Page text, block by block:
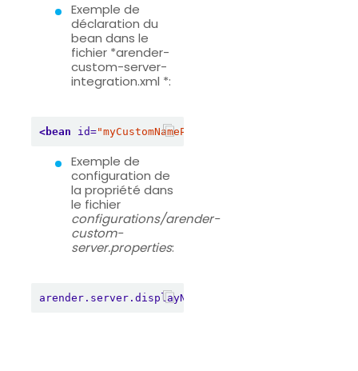
Exemple de
déclaration du
bean dans le
fichier *arender-
custom-server-
integration.xml *:
<bean id="myCustomNameProvider"
Exemple de
configuration de
la propriété dans
le fichier
configurations/arender-
custom-
server.properties:
arender.server.displayName.provider